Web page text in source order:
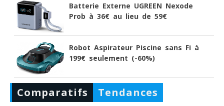
Batterie Externe UGREEN Nexode
Prob à 36€ au lieu de 59€
Robot Aspirateur Piscine sans Fi à
199€ seulement (-60%)
Comparatifs Tendances